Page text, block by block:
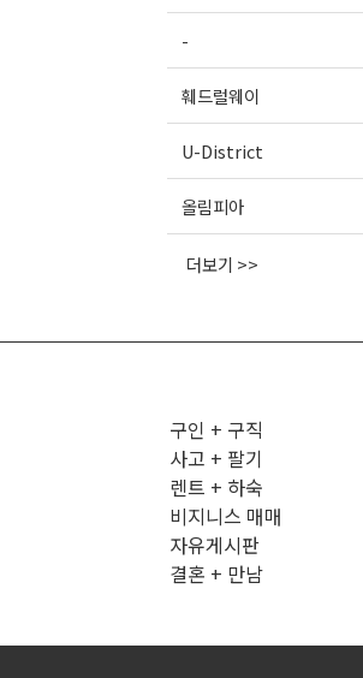
-
훼드럴웨이
U-District
올림피아
더보기 >>
구인 + 구직
사고 + 팔기
렌트 + 하숙
비지니스 매매
자유게시판
결혼 + 만남